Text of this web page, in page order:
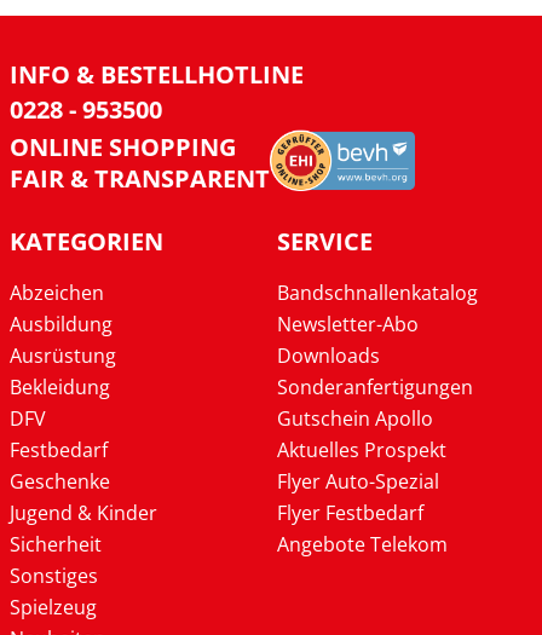
INFO & BESTELLHOTLINE
0228 - 953500
ONLINE SHOPPING
FAIR & TRANSPARENT
KATEGORIEN
Abzeichen
Ausbildung
Ausrüstung
Bekleidung
DFV
Festbedarf
Geschenke
Jugend & Kinder
Sicherheit
Sonstiges
Spielzeug
SERVICE
Bandschnallenkatalog
Newsletter-Abo
Downloads
Sonderanfertigungen
Gutschein Apollo
Aktuelles Prospekt
Flyer Auto-Spezial
Flyer Festbedarf
Angebote Telekom